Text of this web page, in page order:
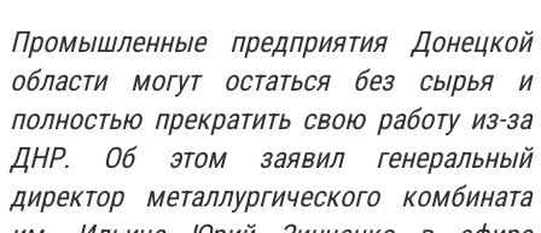
Промышленные предприятия Донецкой
области могут остаться без сырья и
полностью прекратить свою работу из-за
ДНР. Об этом заявил генеральный
директор металлургического комбината